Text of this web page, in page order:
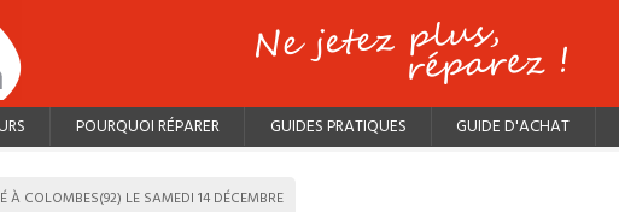
POURQUOI RÉPARER GUIDES PRATIQUES GUIDE D'ACHAT
À COLOMBES(92) LE SAMEDI 14 DÉCEMBRE